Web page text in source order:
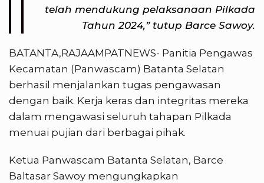
telah mendukung pelaksanaan Pilkada
Tahun 2024,” tutup Barce Sawoy.
BATANTA,RAJAAMPATNEWS- Panitia Pengawas
Kecamatan (Panwascam) Batanta Selatan
berhasil menjalankan tugas pengawasan
dengan baik. Kerja keras dan integritas mereka
dalam mengawasi seluruh tahapan Pilkada
menuai pujian dari berbagai pihak.
Ketua Panwascam Batanta Selatan, Barce
Baltasar Sawoy mengungkapkan